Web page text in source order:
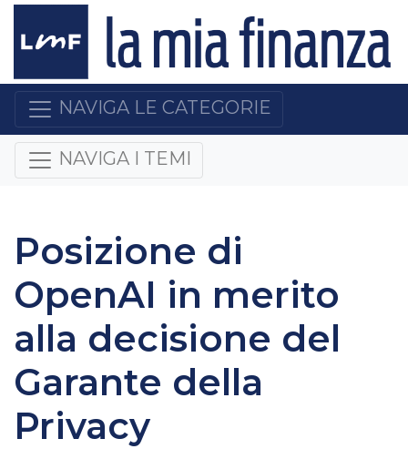
NAVIGA LE CATEGORIE
NAVIGA I TEMI
Posizione di
OpenAI in merito
alla decisione del
Garante della
Privacy